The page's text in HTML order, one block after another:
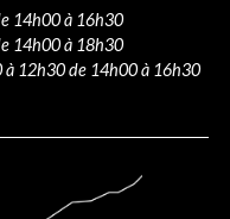
14h00 à 16h30
14h00 à 18h30
à 12h30 de 14h00 à 16h30